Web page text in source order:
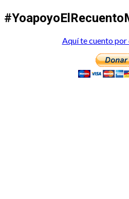
Aquí te cuento por